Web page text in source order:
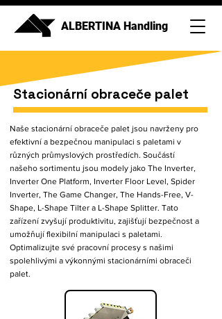
ALBERTINA Handling
Stacionární obraceče palet
Naše stacionární obraceče palet jsou navrženy pro
efektivní a bezpečnou manipulaci s paletami v
různých průmyslových prostředích. Součástí
našeho sortimentu jsou modely jako The Inverter,
Inverter One Platform, Inverter Floor Level, Spider
Inverter, The Game Changer, The Hands-Free, V-
Shape, L-Shape Tilter a L-Shape Splitter. Tato
zařízení zvyšují produktivitu, zajišťují bezpečnost a
umožňují flexibilní manipulaci s paletami.
Optimalizujte své pracovní procesy s našimi
spolehlivými a výkonnými stacionárními obraceči
palet.